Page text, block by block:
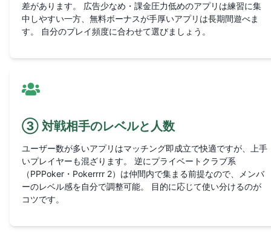
差があります。 広告少なめ・課金圧力低めのアプリは練習に集
中しやすい一方、無料ボーナスが手厚いアプリは長期間遊べま
す。 自分のプレイ頻度に合わせて選びましょう。
③ 対戦相手のレベルと人数
ユーザー数が多いアプリはマッチング即成立で快適ですが、上手
いプレイヤーも混ざります。 逆にプライベートクラブ系
（PPPoker・Pokerrrr 2）は仲間内で集まる前提なので、メンバ
ーのレベル感を自分で調整可能。 目的に応じて使い分けるのが
コツです。